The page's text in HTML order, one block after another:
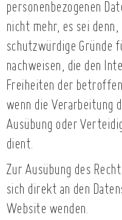
personenbezogenen
nicht mehr, es sei
schutzwürdige Gründe
nachweisen, die den
Freiheiten der
wenn die Verarbeitung
Ausübung oder
dient.
Zur Ausübung des
sich direkt an den
Website wenden.